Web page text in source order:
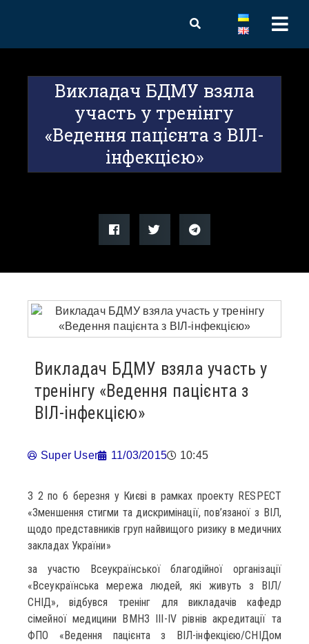
Викладач БДМУ взяла
участь у тренінгу
«Ведення пацієнта з ВІЛ-
інфекцією»
Викладач БДМУ взяла участь у
тренінгу «Ведення пацієнта з
ВІЛ-інфекцією»
Super User 11/03/2015 10:45
З 2 по 6 березня у Києві в рамках проекту RESPECT
«Зменшення стигми та дискримінації, пов’язаної з ВІЛ,
щодо представників груп найвищого ризику в медичних
закладах України»
за участю Всеукраїнської благодійної організації
«Всеукраїнська мережа людей, які живуть з ВІЛ/
СНІД», відбувся тренінг для викладачів кафедр
сімейної медицини ВМНЗ ІІІ-ІV рівнів акредитації та
ФПО «Ведення пацієнта з ВІЛ-інфекцією/СНІДом